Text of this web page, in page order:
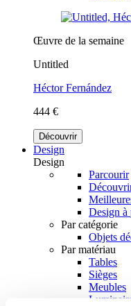
Œuvre de la semaine
Untitled
Héctor Fernández
444 €
Découvrir
Design
Design
Parcourir
Design
Par catégorie
Objets
Par matériau
Tables
Sièges
Meubles